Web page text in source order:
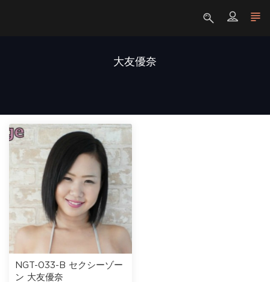
大友優奈
NGT-033-B セクシーゾー
ン 大友優奈